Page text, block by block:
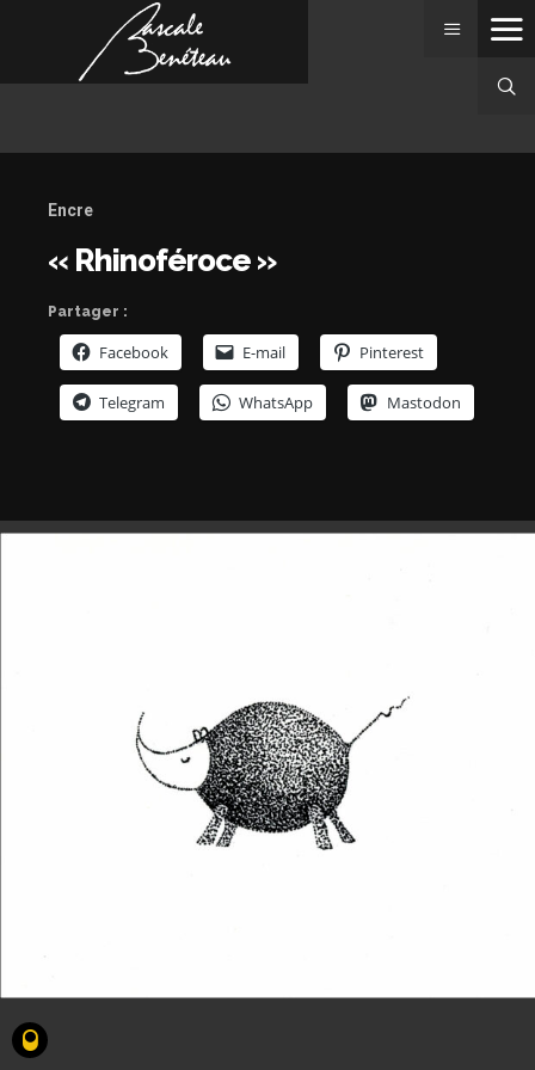
Rhinoféroce
Encre
« Rhinoféroce »
Partager :
Facebook E-mail Pinterest
Telegram WhatsApp Mastodon